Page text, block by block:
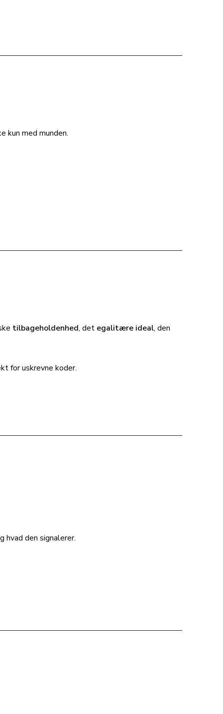
kun med munden.
tilbageholdenhed, det egalitære ideal, den
for uskrevne koder.
hvad den signalerer.